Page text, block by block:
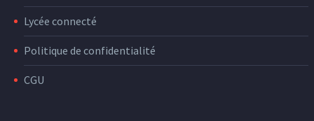
Lycée connecté
Politique de confidentialité
CGU